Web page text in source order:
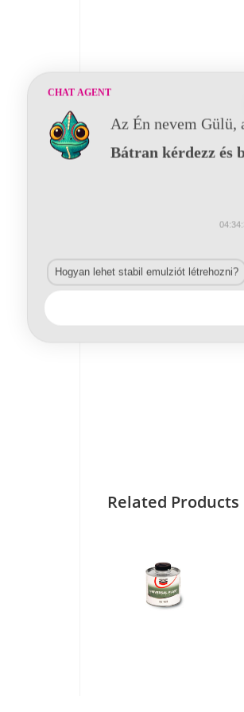
Related Products
CHAT AGENT
Az Én nevem Gülü,
Bátran kérdezz és
Hogyan lehet stabil emulziót létrehozni?